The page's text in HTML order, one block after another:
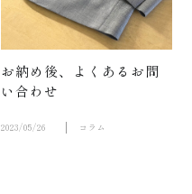
お納め後、よくあるお問
い合わせ
2023/05/26 コラム